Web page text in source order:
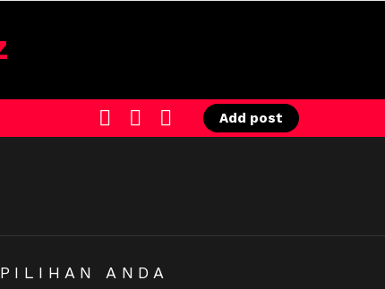
SWITCHSEARCHLOGIN
Add post
PILIHAN ANDA